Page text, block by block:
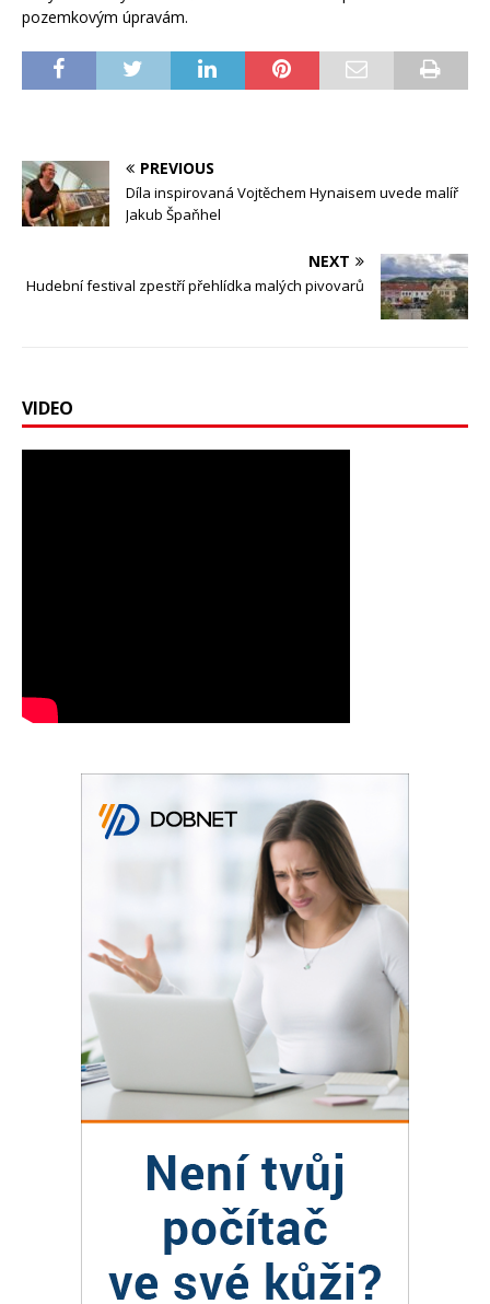
pozemkovým úpravám.
PREVIOUS
Díla inspirovaná Vojtěchem Hynaisem uvede malíř
Jakub Špaňhel
NEXT
Hudební festival zpestří přehlídka malých pivovarů
VIDEO